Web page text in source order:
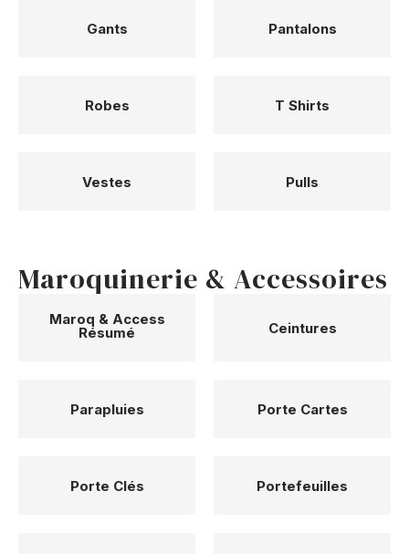
Gants Pantalons
Robes T Shirts
Vestes Pulls
Maroquinerie & Accessoires
Maroq & Access
Résumé Ceintures
Parapluies Porte Cartes
Porte Clés Portefeuilles